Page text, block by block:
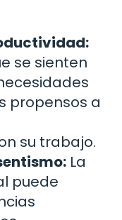
se sienten
propensos a
su trabajo.
La
puede